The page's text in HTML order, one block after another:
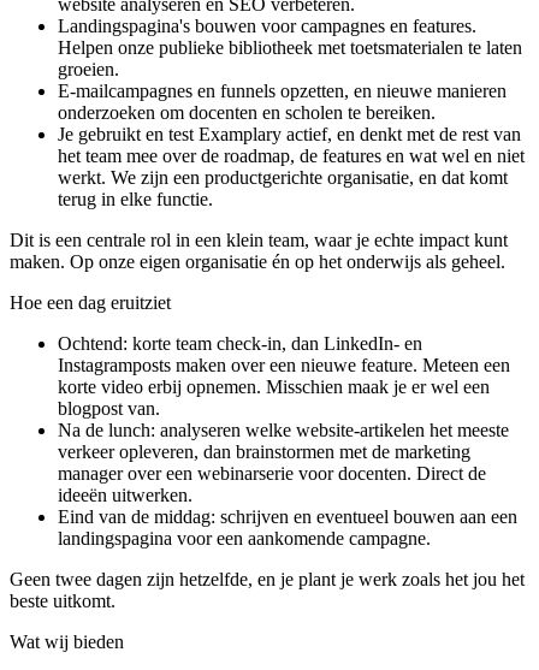
Landingspagina's bouwen voor campagnes en features.
Helpen onze publieke bibliotheek met toetsmaterialen te laten
groeien.
E-mailcampagnes en funnels opzetten, en nieuwe manieren
onderzoeken om docenten en scholen te bereiken.
Je gebruikt en test Examplary actief, en denkt met de rest van
het team mee over de roadmap, de features en wat wel en niet
werkt. We zijn een productgerichte organisatie, en dat komt
terug in elke functie.
Dit is een centrale rol in een klein team, waar je echte impact kunt
maken. Op onze eigen organisatie én op het onderwijs als geheel.
Hoe een dag eruitziet
Ochtend: korte team check-in, dan LinkedIn- en
Instagramposts maken over een nieuwe feature. Meteen een
korte video erbij opnemen. Misschien maak je er wel een
blogpost van.
Na de lunch: analyseren welke website-artikelen het meeste
verkeer opleveren, dan brainstormen met de marketing
manager over een webinarserie voor docenten. Direct de
ideeën uitwerken.
Eind van de middag: schrijven en eventueel bouwen aan een
landingspagina voor een aankomende campagne.
Geen twee dagen zijn hetzelfde, en je plant je werk zoals het jou het
beste uitkomt.
Wat wij bieden